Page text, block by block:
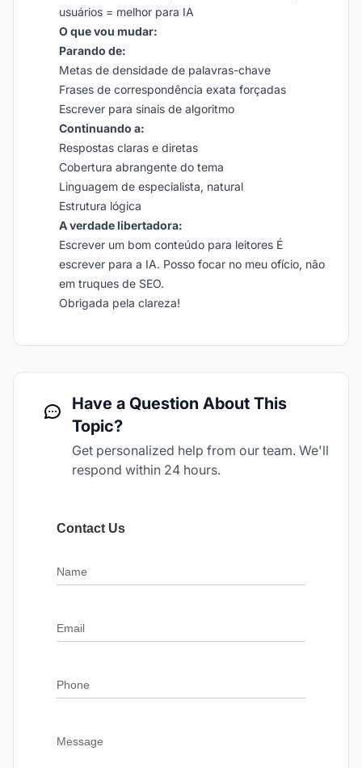
usuários = melhor para IA
O que vou mudar:
Parando de:
Metas de densidade de palavras-chave
Frases de correspondência exata forçadas
Escrever para sinais de algoritmo
Continuando a:
Respostas claras e diretas
Cobertura abrangente do tema
Linguagem de especialista, natural
Estrutura lógica
A verdade libertadora:
Escrever um bom conteúdo para leitores É
escrever para a IA. Posso focar no meu ofício, não
em truques de SEO.
Obrigada pela clareza!
Have a Question About This
Topic?
Get personalized help from our team. We'll
respond within 24 hours.